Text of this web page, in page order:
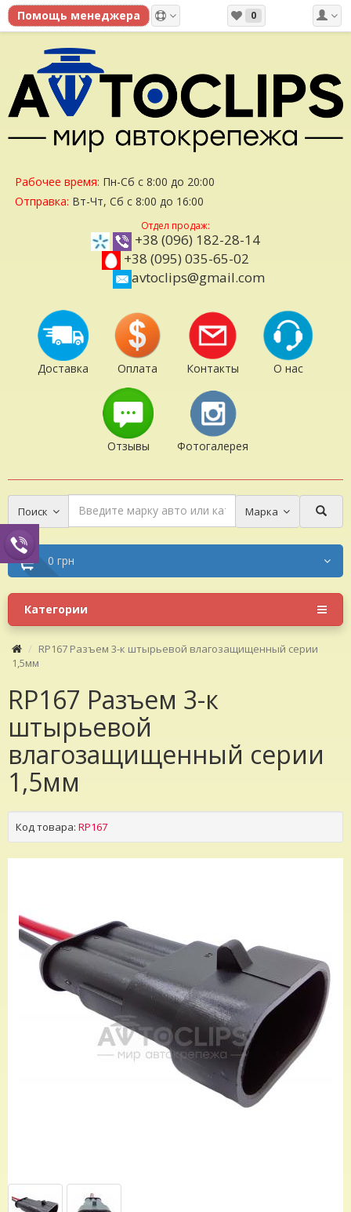
0
Рабочее время: Пн-Сб с 8:00 до 20:00
Отправка: Вт-Чт, Сб с 8:00 до 16:00
Отдел продаж:
+38 (096) 182-28-14
+38 (095) 035-65-02
avtoclips@gmail.com
Доставка Оплата Контакты О нас
Отзывы Фотогалерея
Поиск Марка
0 грн
Категории
RP167 Разъем 3-к штырьевой влагозащищенный серии
1,5мм
RP167 Разъем 3-к
штырьевой
влагозащищенный серии
1,5мм
Код товара: RP167